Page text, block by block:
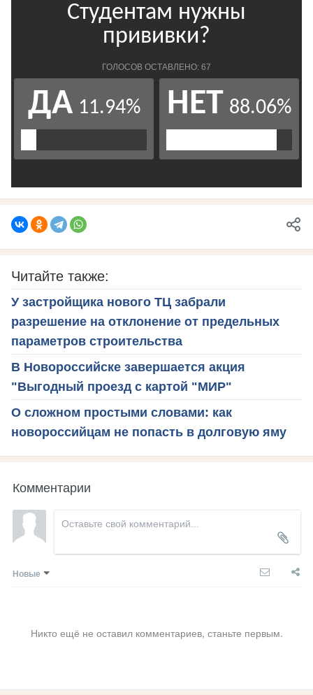
Читайте также:
У застройщика нового ТЦ забрали
разрешение на отклонение от предельных
параметров строительства
В Новороссийске завершается акция
"Выгодный проезд с картой "МИР"
О сложном простыми словами: как
новороссийцам не попасть в долговую яму
Комментарии
Новые
Никто ещё не оставил комментариев, станьте первым.